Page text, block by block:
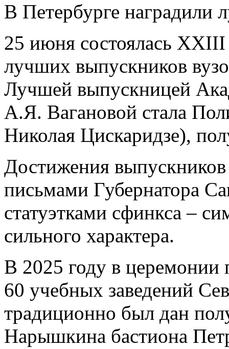
В Петербурге наградили
25 июня состоялась
лучших выпускников
Лучшей выпускницей
А.Я. Вагановой стала
Николая Цискаридзе),
Достижения
письмами Губернатора
статуэтками сфинкса –
сильного характера.
В 2025 году в церемонии
60 учебных заведений
традиционно был дан
Нарышкина бастиона